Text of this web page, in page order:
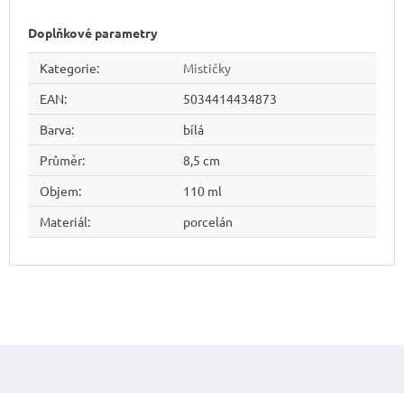
Doplňkové parametry
Kategorie:
Mističky
EAN:
5034414434873
Barva:
bílá
Průměr:
8,5 cm
Objem:
110 ml
Materiál: porcelán